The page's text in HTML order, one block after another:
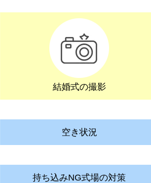
結婚式の撮影
空き状況
持ち込みNG式場の対策